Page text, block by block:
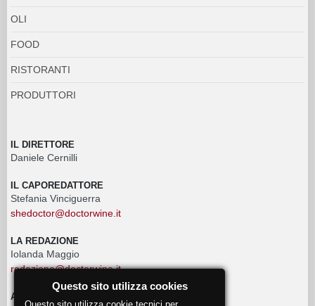
OLI
FOOD
RISTORANTI
PRODUTTORI
IL DIRETTORE
Daniele Cernilli
IL CAPOREDATTORE
Stefania Vinciguerra
shedoctor@doctorwine.it
LA REDAZIONE
Iolanda Maggio
redazione@doctorwine.it
ADVERTISING
Questo sito utilizza cookies